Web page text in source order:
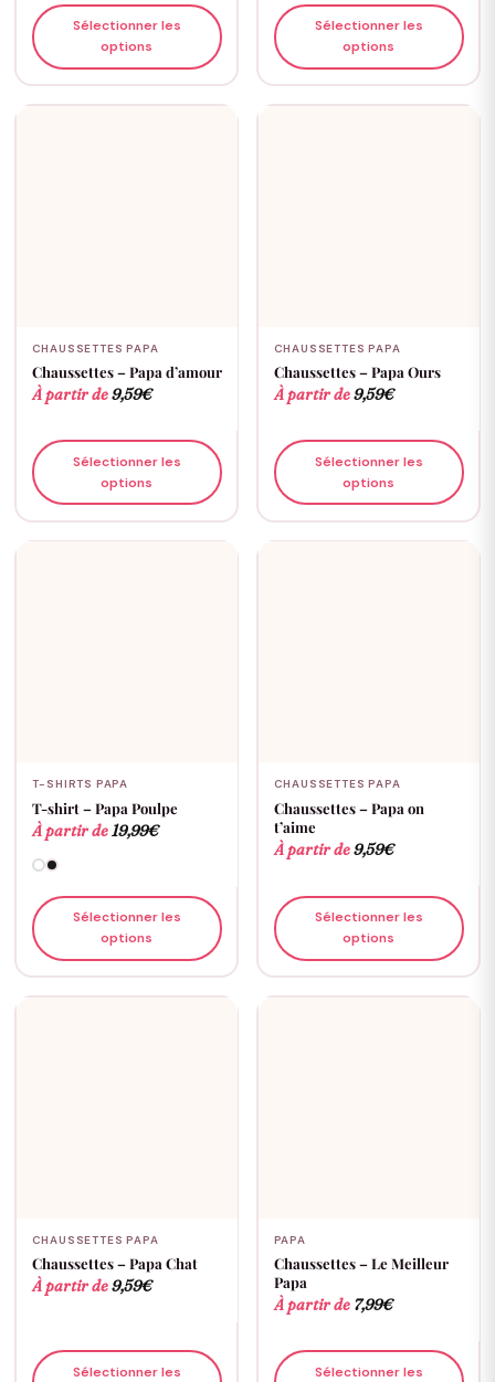
Sélectionner les
options
Sélectionner les
options
CHAUSSETTES PAPA
Chaussettes – Papa d’amour
À partir de9,59€
Sélectionner les
options
CHAUSSETTES PAPA
Chaussettes – Papa Ours
À partir de9,59€
Sélectionner les
options
T-SHIRTS PAPA
T-shirt – Papa Poulpe
À partir de19,99€
Sélectionner les
options
CHAUSSETTES PAPA
Chaussettes – Papa on
t’aime
À partir de9,59€
Sélectionner les
options
CHAUSSETTES PAPA
Chaussettes – Papa Chat
À partir de9,59€
Sélectionner les
PAPA
Chaussettes – Le Meilleur
Papa
À partir de 7,99€
Sélectionner les